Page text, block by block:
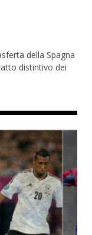
della Spagna
distintivo dei